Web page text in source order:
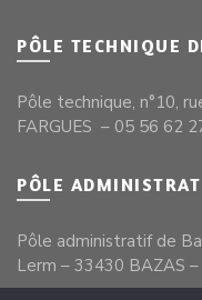
PÔLE TECHNIQUE
Pôle technique, n°10,
FARGUES – 05 56 62
PÔLE
Pôle administratif de
Lerm – 33430 BAZAS